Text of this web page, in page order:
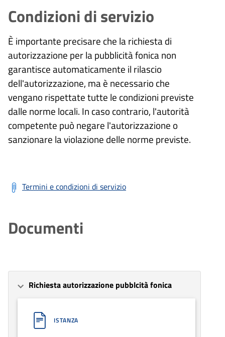
Condizioni di servizio
È importante precisare che la richiesta di
autorizzazione per la pubblicità fonica non
garantisce automaticamente il rilascio
dell'autorizzazione, ma è necessario che
vengano rispettate tutte le condizioni previste
dalle norme locali. In caso contrario, l'autorità
competente può negare l'autorizzazione o
sanzionare la violazione delle norme previste.
Termini e condizioni di servizio
Documenti
Richiesta autorizzazione pubblcità fonica
ISTANZA